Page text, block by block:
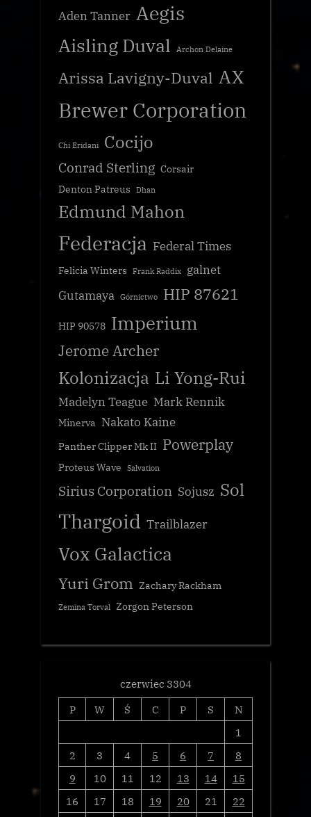
Aden Tanner Aegis
Aisling Duval Archon Delaine
Arissa Lavigny-Duval AX
Brewer Corporation
Chi Eridani Cocijo
Conrad Sterling Corsair
Denton Patreus
Dhan
Edmund Mahon
Federacja Federal Times
Felicia Winters Frank Raddix
galnet
Gutamaya Górnictwo HIP 87621
HIP 90578 Imperium
Jerome Archer
Kolonizacja Li Yong-Rui
Madelyn Teague Mark Rennik
Minerva Nakato Kaine
Panther Clipper Mk II Powerplay
Proteus Wave Salvation
Sirius Corporation Sojusz Sol
Thargoid Trailblazer
Vox Galactica
Yuri Grom Zachary Rackham
Zemina Torval Zorgon Peterson
czerwiec 3304
P
W Ś C P S
N
1
2
3 4 5 6 7
8
9
10 11 12 13 14
15
16
17 18 19 20 21 22